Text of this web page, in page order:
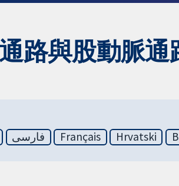
路與股動脈
فارسی Français Hrvatski